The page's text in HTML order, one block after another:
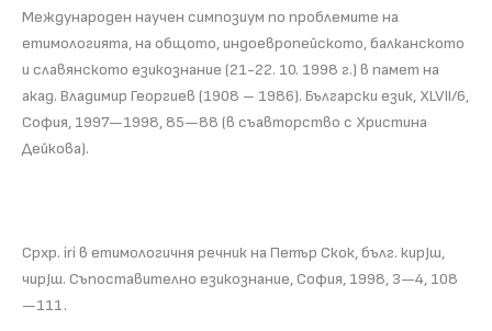
Международен научен симпозиум по проблемите на
етимологията, на общото, индоевропейското, балканското
и славянското езикознание (21-22. 10. 1998 г.) в памет на
акад. Владимир Георгиев (1908 – 1986). Български език, XLVII/6,
София, 1997—1998, 85—88 (в съавторство с Христина
Дейкова).
Срхр. iri в етимологичня речник на Петър Скок, бълг. кирЈш,
чирЈш. Съпоставително езикознание, София, 1998, 3—4, 108
—111.